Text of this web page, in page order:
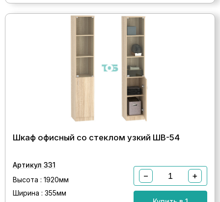
Шкаф офисный со стеклом узкий ШВ-54
Артикул 331
Высота : 1920мм
Ширина : 355мм
− +